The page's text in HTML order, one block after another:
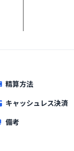
精算方法
キャッシュレス決済
備考